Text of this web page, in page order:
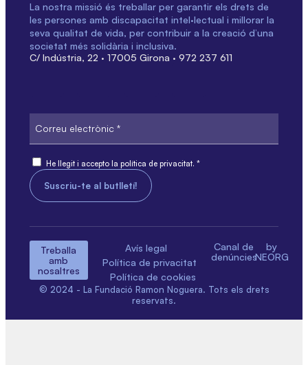
La nostra missió és treballar per garantir els drets de
les persones amb discapacitat intel·lectual i millorar la
seva qualitat de vida, per contribuir a la creació d’una
societat més solidària i inclusiva.
C/ Indústria, 22 · 17005 Girona · 972 237 611
electrònic
ConsentHe llegit i accepto la política de privacitat. *
Treballa
amb
nosaltres
Avís legal
Política de privacitat
Política de cookies
Canal de
denúncies
by
NEORG
© 2024 - La Fundació Ramon Noguera. Tots els drets
reservats.